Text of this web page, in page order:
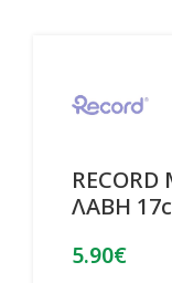
ΛΑΒΗ
5.90€